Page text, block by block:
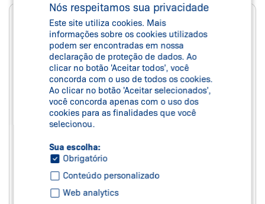
Nós respeitamos sua privacidade
Este site utiliza cookies. Mais
informações sobre os cookies utilizados
podem ser encontradas em nossa
declaração de proteção de dados. Ao
clicar no botão 'Aceitar todos', você
concorda com o uso de todos os cookies.
Ao clicar no botão 'Aceitar selecionados',
você concorda apenas com o uso dos
cookies para as finalidades que você
selecionou.
Sua escolha:
Obrigatório
Conteúdo personalizado
Web analytics